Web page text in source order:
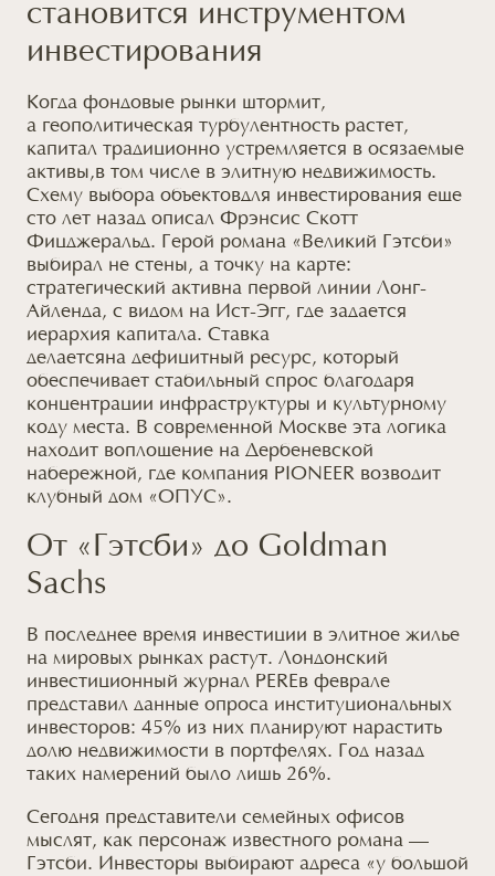
становится инструментом
инвестирования
Когда фондовые рынки штормит,
а геополитическая турбулентность растет,
капитал традиционно устремляется в осязаемые
активы,в том числе в элитную недвижимость.
Схему выбора объектовдля инвестирования еще
сто лет назад описал Фрэнсис Скотт
Фицджеральд. Герой романа «Великий Гэтсби»
выбирал не стены, а точкуна карте:
стратегический активна первой линии Лонг-
Айленда, с видом на Ист-Эгг, где задается
иерархия капитала. Ставка
делаетсяна дефицитный ресурс, который
обеспечивает стабильный спрос благодаря
концентрации инфраструктуры и культурному
коду места. В современной Москве эта логика
находит воплощение на Дербеневской
набережной, где компания PIONEER возводит
клубный дом «ОПУС».
От «Гэтсби» до Goldman
Sachs
В последнее время инвестиции в элитное жилье
на мировыхрынках растут. Лондонский
инвестиционный журнал PEREв феврале
представил данные опроса институциональных
инвесторов: 45% из них планируют нарастить
долю недвижимости в портфелях. Год назад
таких намерений было лишь 26%.
Сегодня представители семейных офисов
мыслят, как персонаж известного романа —
Гэтсби. Инвесторы выбирают адреса «у большой